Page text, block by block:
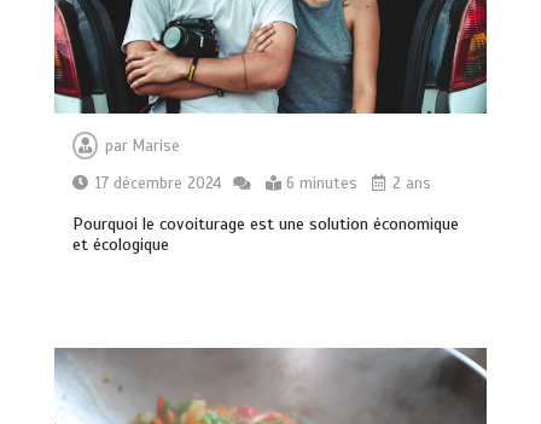
par Marise
17 décembre 2024
6 minutes 2 ans
Pourquoi le covoiturage est une solution économique
et écologique